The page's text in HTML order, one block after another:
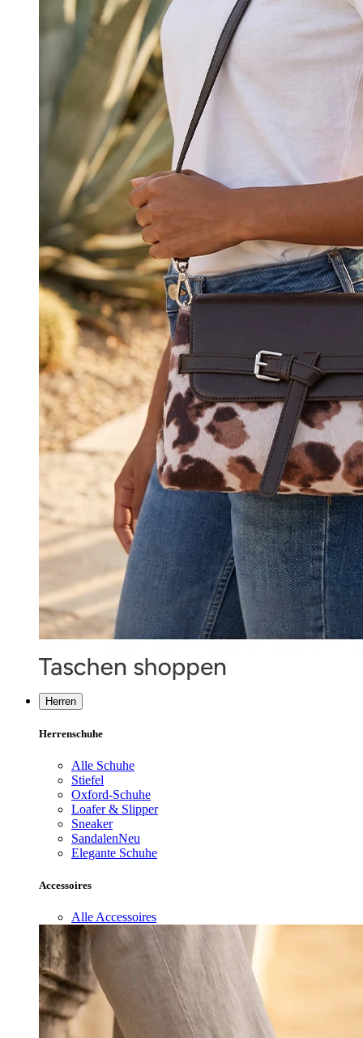
Herren
Herrenschuhe
Alle Schuhe
Stiefel
Oxford-Schuhe
Loafer & Slipper
Sneaker
SandalenNeu
Elegante Schuhe
Accessoires
Alle Accessoires